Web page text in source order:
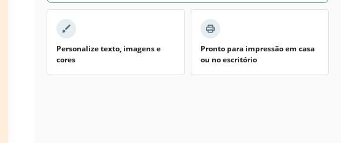
Personalize texto, imagens e
cores
Pronto para impressão em casa
ou no escritório